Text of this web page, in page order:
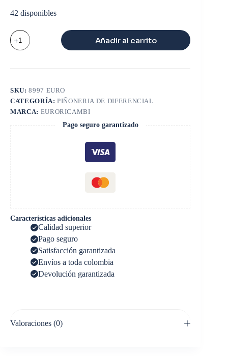
42 disponibles
TUERCA
PROPULSOR
CAJAS
Añadir al carrito
SKU:8997 EURO
CATEGORÍA:PIÑONERIA DE DIFERENCIAL
MARCA: EURORICAMBI
Pago seguro garantizado
Características adicionales
Calidad superior
Pago seguro
Satisfacción garantizada
Envíos a toda colombia
Devolución garantizada
Valoraciones (0)